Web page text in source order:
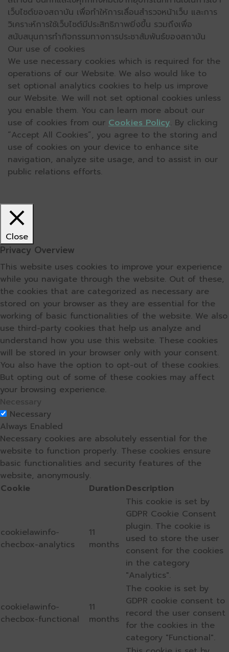
เว็บไซต์ของสถาบัน เพื่อทำให้การเลื่อนสำรวจหน้าเว็บ และการ
วิเคราะห์การใช้เว็บไซต์มีประสิทธิภาพยิ่งขึ้น รวมถึงเพื่อ
สนับสนุนการทำกิจกรรมทางการประชาสัมพันธ์ของสถาบัน
Our use of cookies
We use necessary cookies which is required for the
operations of our Website. We also would like to
set optional analytics cookies to help us improve
our Website. We will not set optional cookies unless
you enable them. You can learn more about our
use of cookies from our Cookies Policy. By clicking
“Accept All Cookies”, you agree to the storing and
use of cookies on your device to enhance site
navigation, analyze site usage, and to assist in our
public relations efforts.
Close
Privacy Overview
This website uses cookies to improve your experience
while you navigate through the website. Out of these,
the cookies that are categorized as necessary are
stored on your browser as they are essential for the
working of basic functionalities of the website. We also
use third-party cookies that help us analyze and
understand how you use this website. These cookies
will be stored in your browser only with your consent.
You also have the option to opt-out of these cookies.
But opting out of some of these cookies may affect
your browsing experience.
Necessary
Necessary
Always Enabled
Necessary cookies are absolutely essential for the
website to function properly. These cookies ensure
basic functionalities and security features of the
website, anonymously.
Cookie
DurationDescription
cookielawinfo-
checbox-analytics
11
months
This cookie is set by
GDPR Cookie Consent
plugin. The cookie is
used to store the user
consent for the cookies
in the category
"Analytics".
cookielawinfo-
checbox-functional
11
months
The cookie is set by
GDPR cookie consent to
record the user consent
for the cookies in the
category "Functional".